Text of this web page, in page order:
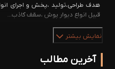
هدف طراحی،تولید ،پخش و اجرای
قبیل انواع دیوار پوش ،سقف کاذب...
نمایش بیشتر
آخرین مطالب